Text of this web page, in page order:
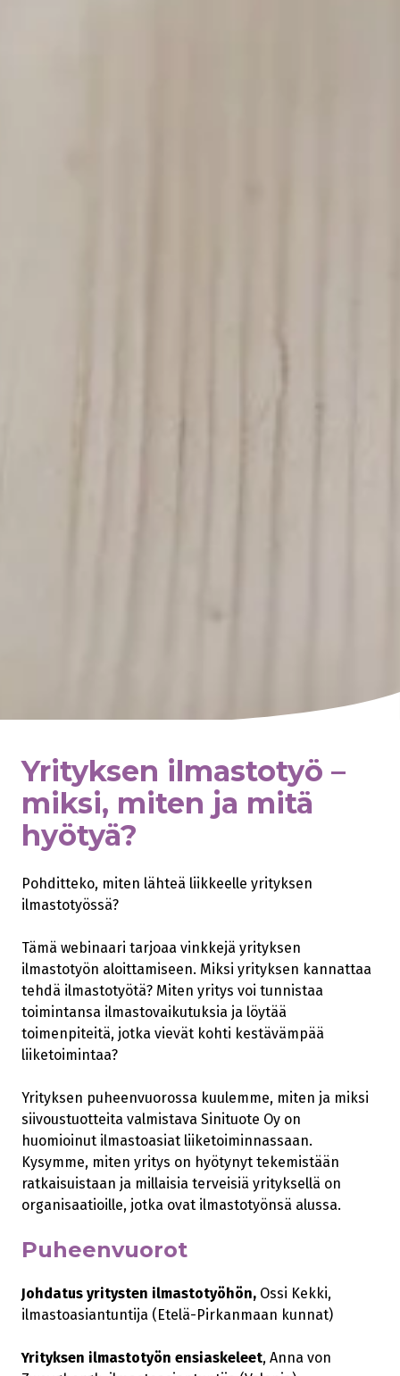
Yrityksen ilmastotyö –
miksi, miten ja mitä
hyötyä?
Pohditteko, miten lähteä liikkeelle yrityksen
ilmastotyössä?
Tämä webinaari tarjoaa vinkkejä yrityksen
ilmastotyön aloittamiseen. Miksi yrityksen kannattaa
tehdä ilmastotyötä? Miten yritys voi tunnistaa
toimintansa ilmastovaikutuksia ja löytää
toimenpiteitä, jotka vievät kohti kestävämpää
liiketoimintaa?
Yrityksen puheenvuorossa kuulemme, miten ja miksi
siivoustuotteita valmistava Sinituote Oy on
huomioinut ilmastoasiat liiketoiminnassaan.
Kysymme, miten yritys on hyötynyt tekemistään
ratkaisuistaan ja millaisia terveisiä yrityksellä on
organisaatioille, jotka ovat ilmastotyönsä alussa.
Puheenvuorot
Johdatus yritysten ilmastotyöhön, Ossi Kekki,
ilmastoasiantuntija (Etelä-Pirkanmaan kunnat)
Yrityksen ilmastotyön ensiaskeleet, Anna von